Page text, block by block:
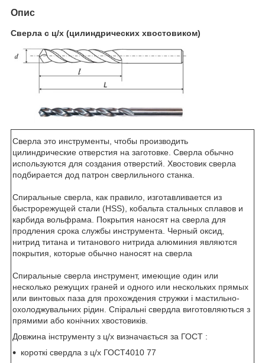
Опис
Сверла с ц/х (цилиндрических хвостовиком)
Сверла это инструменты , чтобы производить
цилиндрические отверстия на заготовке. Сверла обычно
используются для создания отверстий Хвостовик сверла
подбирается дод патрон сверлильного станка
Спиральные сверла , как правило, изготавливается из
быстрорежущей стали (HSS) кобальта стальных сплавов и
карбида вольфрама
Покрытия наносят на сверла для
продления срока службы инструмента Черный оксид
нитрид титана и титанового нитрида алюминия являются
покрытия , которые обычно наносят на сверла
Спиральные сверла инструмент, имеющие один или
несколько режущих граней и одного или нескольких прямых
или винтовых паза для прохождения стружки і мастильно-
охолоджувальних рідин Спіральні свердла виготовляються з
прямими або конічних хвостовиків
Довжина інструменту з ц/х визначається за ГОСТ :
короткі свердла з ц/х ГОСТ4010 77